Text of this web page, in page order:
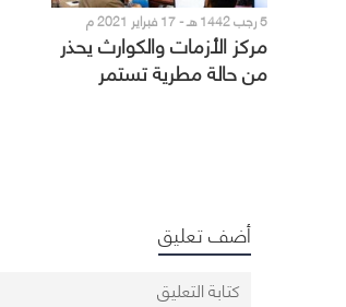
5 رجب 1442 هـ - 17 فبراير 2021 م
مركز الأزمات والكوارث يحذر
من حالة مطرية تستمر
أضف تعليق